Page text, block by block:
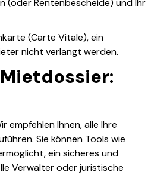
(oder Rentenbescheide) und Ihr
(Carte Vitale), ein
nicht verlangt werden.
Ihnen, alle Ihre
Sie können Tools wie
ein sicheres und
Verwalter oder juristische